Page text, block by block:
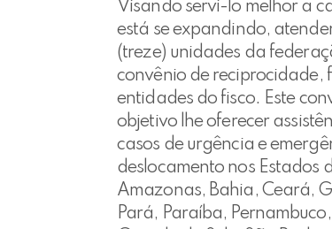
Visando servi-lo melhor a
está se expandindo,
(treze) unidades da
convênio de reciprocidade,
entidades do fisco. Este
objetivo lhe oferecer
casos de urgência e
deslocamento nos Estados
Amazonas, Bahia, Ceará,
Pará, Paraíba,